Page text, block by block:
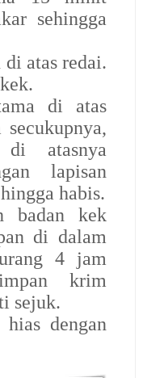
sehingga
atas redai.
di atas
atasnya
lapisan
habis.
badan kek
di dalam
4 jam
krim
sejuk.
dengan